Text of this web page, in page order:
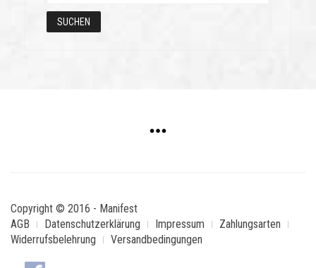
Copyright © 2016 - Manifest
AGB
Datenschutzerklärung Impressum
Zahlungsarten
Widerrufsbelehrung
Versandbedingungen